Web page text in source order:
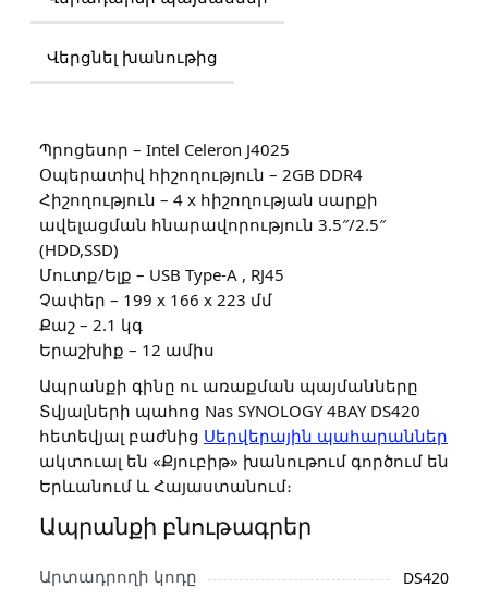
Վերցնել խանութից
Պրոցեսոր – Intel Celeron J4025
Օպերատիվ հիշողություն – 2GB DDR4
Հիշողություն – 4 x հիշողության սարքի
ավելացման հնարավորություն 3.5″/2.5″
(HDD,SSD)
Մուտք/Ելք – USB Type-A , RJ45
Չափեր – 199 x 166 x 223 մմ
Քաշ – 2.1 կգ
Երաշխիք – 12 ամիս
Ապրանքի գինը ու առաքման պայմանները
Տվյալների պահոց Nas SYNOLOGY 4BAY DS420
հետեվյալ բաժնից Սերվերային պահարաններ
ակտուալ են «Քյուբիթ» խանութում գործում են
Երևանում և Հայաստանում։
Ապրանքի բնութագրեր
Արտադրողի կոդը DS420